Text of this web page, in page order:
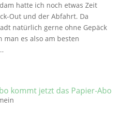
hatte ich noch etwas Zeit
Out und der Abfahrt. Da
natürlich gerne ohne Gepäck
man es also am besten
kommt jetzt das Papier-Abo